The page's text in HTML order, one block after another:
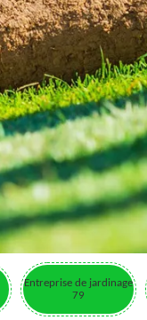
Entreprise de jardinage
79